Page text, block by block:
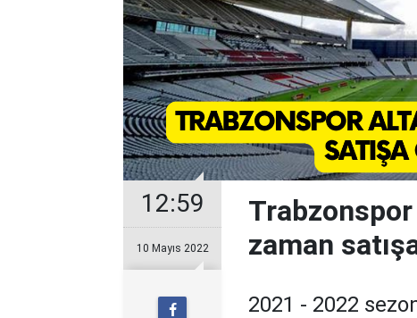
12:59
10 Mayıs 2022
zaman
2021 - 2022